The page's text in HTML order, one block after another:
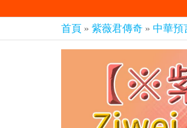
首頁 » 紫薇君傳奇 » 中華預